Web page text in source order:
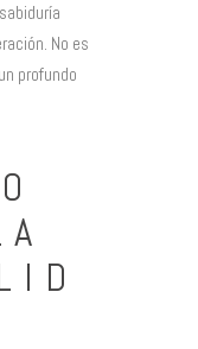
No es
profundo